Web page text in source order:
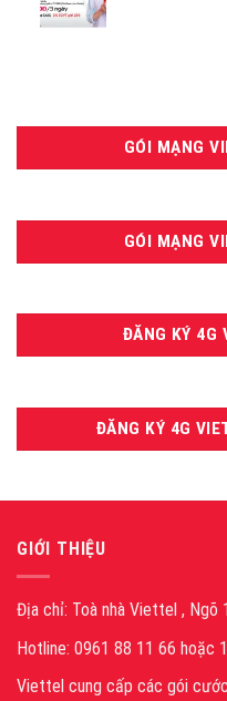
GÓI MẠNG
GÓI MẠNG
ĐĂNG KÝ 4G
ĐĂNG KÝ 4G
GIỚI THIỆU
Địa chỉ: Toà nhà Viettel , Ngõ
Hotline: 0961 88 11 66 hoặc
Viettel cung cấp các gói